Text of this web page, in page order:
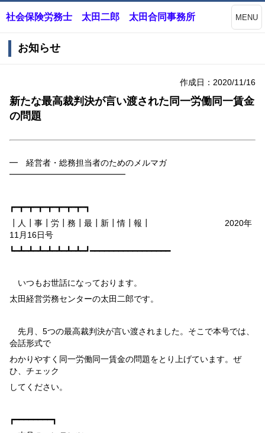
社会保険労務士 太田二郎 太田合同事務所 MENU
お知らせ
作成日：2020/11/16
新たな最高裁判決が言い渡された同一労働同一賃金
の問題
━ 経営者・総務担当者のためのメルマガ
━━━━━━━━━━━━━━
┏━┳━┳━┳━┳━┳━┳━┳━┓
┃人┃事┃労┃務┃最┃新┃情┃報┃ 2020年
11 月 16日号
┗━┻━┻━┻━┻━┻━┻━┻━┛━━━━━━━━━━━━━━━━━
いつもお世話になっております。
太田経営労務センターの太田二郎です。
先月、 5つの最高裁判決が言い渡されました。そこで本号では、
会話形式で
わかりやすく同一労働同一賃金の問題をとり上げています。ぜ
ひ、チェック
してください。
┏━━━━━━━━┓